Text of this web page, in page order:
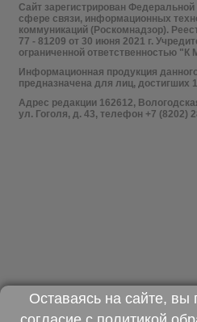
Сайт зарегистрирован
сфере связи, информационных
коммуникаций (Роскомнадзор).
77 - 81209 от 30 июня 2021 г.
ограниченной ответственностью "К
Информационная продукция
предназначена для лиц, достигших
Адрес редакции 162612,
ул. Гоголя, д. 43, телефон +7 (8202)
Оставаясь на сайте, вы